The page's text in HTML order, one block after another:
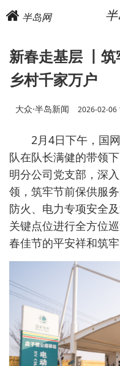
半岛网
新春走基层 丨
乡村千家万户
大众·半岛新闻 2026-02-06
2月4日下午，国
队在队长满健的带领
明分公司党支部，深
领，筑牢节前保供服
防火、电力专项安全
关键点位进行全方位
春佳节的平安祥和筑牢